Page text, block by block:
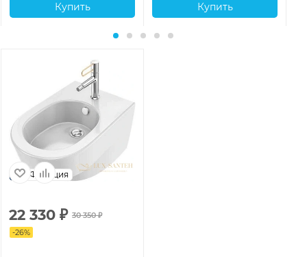
Купить Купить
Франция
22 330 ₽ 30 350₽
-26%